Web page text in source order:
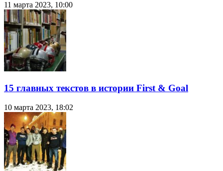
11 марта 2023, 10:00
15 главных текстов в истории First & Goal
10 марта 2023, 18:02